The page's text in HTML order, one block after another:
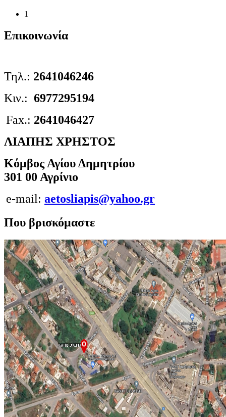
1
Επικοινωνία
Τηλ.: 2641046246
Κιν.: 6977295194
Fax.: 2641046427
ΛΙΑΠΗΣ ΧΡΗΣΤΟΣ
Κόμβος Αγίου Δημητρίου
301 00 Αγρίνιο
e-mail: aetosliapis@yahoo.gr
Που βρισκόμαστε